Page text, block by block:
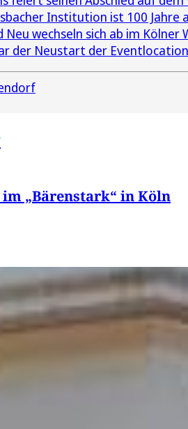
Institution ist 100 Jahre
Neu wechseln sich ab im Kölner
der Neustart der
im „Bärenstark“ in Köln